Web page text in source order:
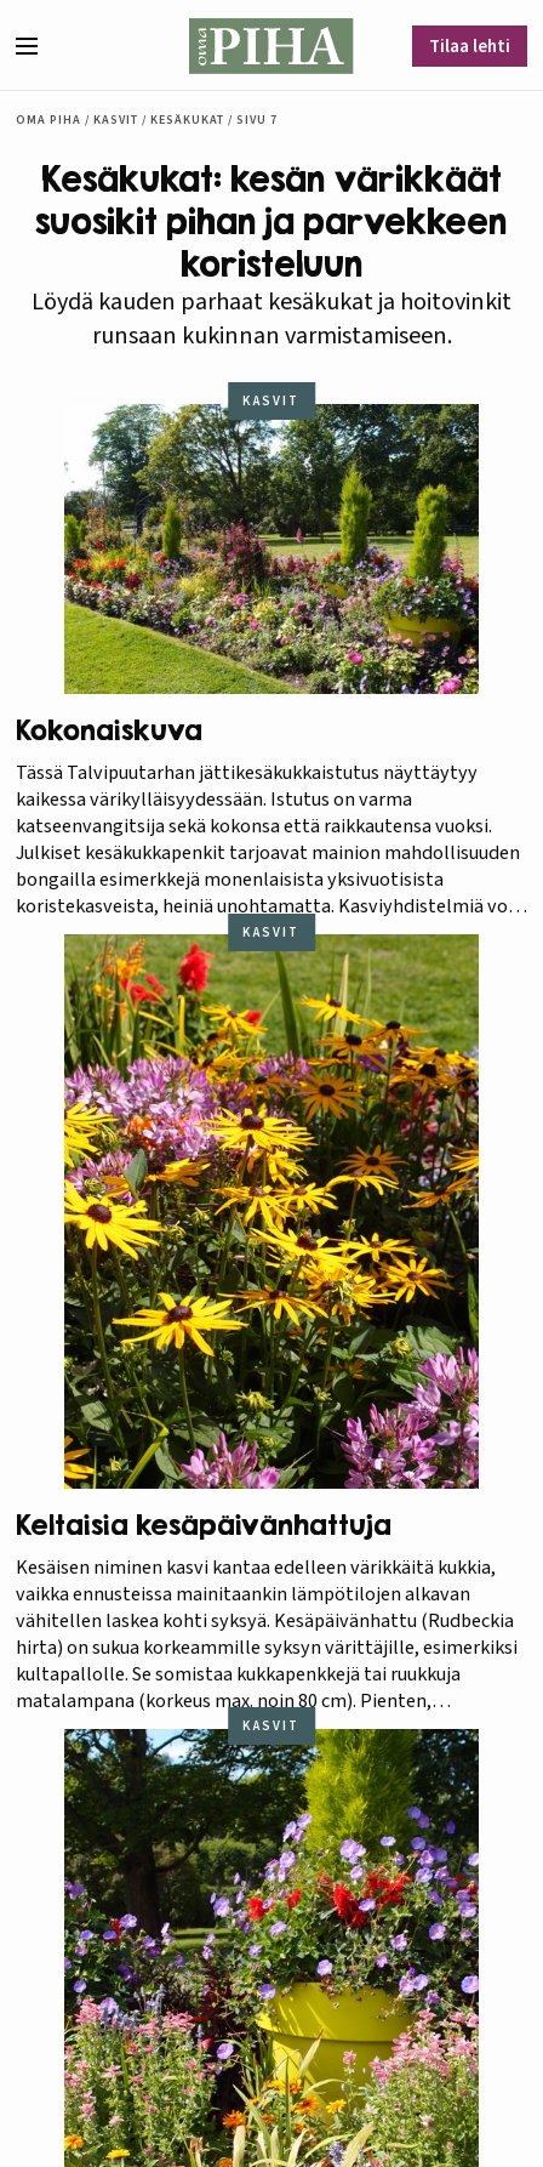
Tilaa lehti
OMA PIHA / KASVIT / KESÄKUKAT / SIVU 7
Kesäkukat: kesän värikkäät
suosikit pihan ja parvekkeen
koristeluun
Löydä kauden parhaat kesäkukat ja hoitovinkit
runsaan kukinnan varmistamiseen.
KASVIT
Kokonaiskuva
Tässä Talvipuutarhan jättikesäkukkaistutus näyttäytyy
kaikessa värikylläisyydessään. Istutus on varma
katseenvangitsija sekä kokonsa että raikkautensa vuoksi.
Julkiset kesäkukkapenkit tarjoavat mainion mahdollisuuden
bongailla esimerkkejä monenlaisista yksivuotisista
koristekasveista, heiniä unohtamatta. Kasviyhdistelmiä voi
vertailla, ja miettiä, sopisiko jokin kasvi omallekin pihalle ja
ruukkupuutarhaan.
KASVIT
Keltaisia kesäpäivänhattuja
Kesäisen niminen kasvi kantaa edelleen värikkäitä kukkia,
vaikka ennusteissa mainitaankin lämpötilojen alkavan
vähitellen laskea kohti syksyä. Kesäpäivänhattu (Rudbeckia
hirta) on sukua korkeammille syksyn värittäjille, esimerkiksi
kultapallolle. Se somistaa kukkapenkkejä tai ruukkuja
matalampana (korkeus max. noin 80 cm). Pienten,
yksivuotisten aurinkojen seurana kasvaa pinkkejä
hämähäkkikukkia. Kuva on Talvipuutarhalta Helsingistä.
KASVIT